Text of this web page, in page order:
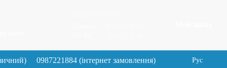
0987221884 (інтернет замовлення) Рус